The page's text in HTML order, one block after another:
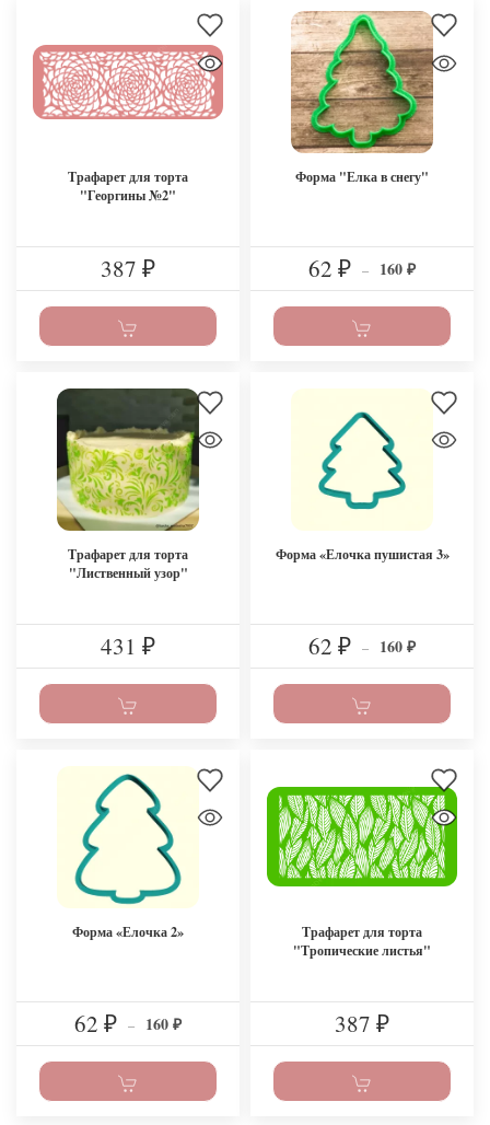
Трафарет для торта
"Георгины №2"
387 ₽
Форма "Елка в снегу"
62 ₽ – 160 ₽
Трафарет для торта
"Лиственный узор"
431 ₽
Форма «Елочка пушистая 3»
62 ₽ – 160 ₽
Форма «Елочка 2»
62 ₽ – 160 ₽
Трафарет для торта
"Тропические листья"
387 ₽